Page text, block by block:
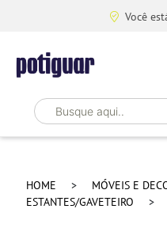
Você
HOME
MÓVEIS E
ESTANTES/GAVETEIRO